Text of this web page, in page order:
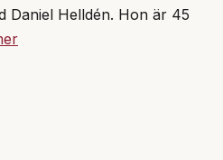
Daniel Helldén. Hon är 45